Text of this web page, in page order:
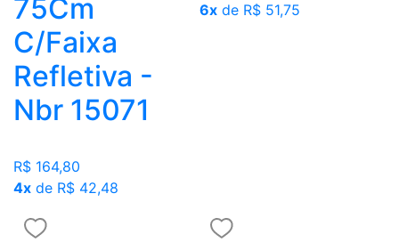
75Cm
C/Faixa
Refletiva -
Nbr 15071
R$ 164,80
4x de R$ 42,48
6x de R$ 51,75